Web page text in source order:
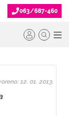
063/687-460
12. 01. 2013.